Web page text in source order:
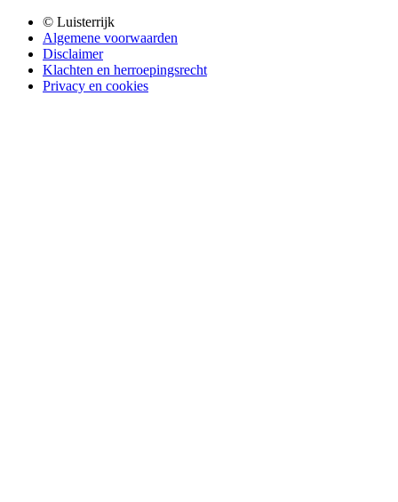
© Luisterrijk
Algemene voorwaarden
Disclaimer
Klachten en herroepingsrecht
Privacy en cookies